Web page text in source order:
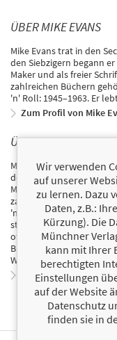
ÜBER MIKE EVANS
Mike Evans trat in den
den Siebzigern begann
Maker und als freier
zahlreichen Büchern
'n' Roll: 1945–1963. Er
Zum Profil von Mike
ÜBER PAUL
Mike Evans trat in den
den Siebzigern begann
Maker und als freier
zahlreichen Büchern
'n' Roll: 1945–1963. Er
stellvertretender Direktor
of Fame and Museum
Bücher. Seine Artikel
Weekly und der US
Zum Profil von Paul
Wir verwenden
auf unserer
zu lernen. Dazu
Daten, z.B.:
Kürzung). Die
Münchner
kann mit Ihrer
berechtigten
Einstellungen
auf der Website
Datenschutz
finden sie in